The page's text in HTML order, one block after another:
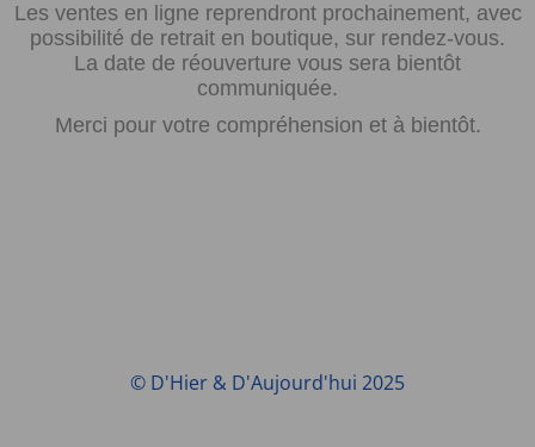
Les ventes en ligne reprendront prochainement, avec
possibilité de retrait en boutique, sur rendez-vous.
La date de réouverture vous sera bientôt
communiquée.
Merci pour votre compréhension et à bientôt.
© D'Hier & D'Aujourd'hui 2025